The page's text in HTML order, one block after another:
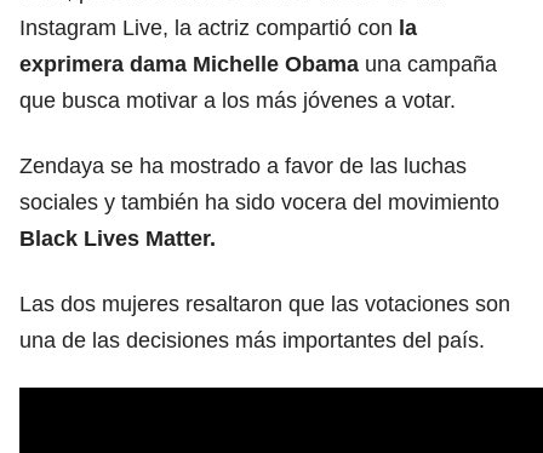
Instagram Live, la actriz compartió con la
exprimera dama Michelle Obama una campaña
que busca motivar a los más jóvenes a votar.
Zendaya se ha mostrado a favor de las luchas
sociales y también ha sido vocera del movimiento
Black Lives Matter.
Las dos mujeres resaltaron que las votaciones son
una de las decisiones más importantes del país.